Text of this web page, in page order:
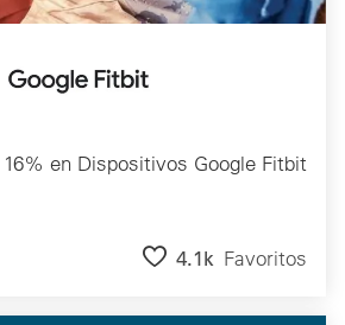
en Dispositivos Google Fitbit
4.1k Favoritos